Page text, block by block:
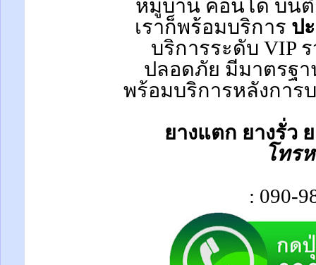
หมู่บ้าน คอนโด บนตึ
เราก็พร้อมบริการ ป
บริการระดับ VIP
ปลอดภัย มีมาตรฐา
พร้อมบริการหลังการ
ยางแตก ยางรั่ว
โทร
: 090-